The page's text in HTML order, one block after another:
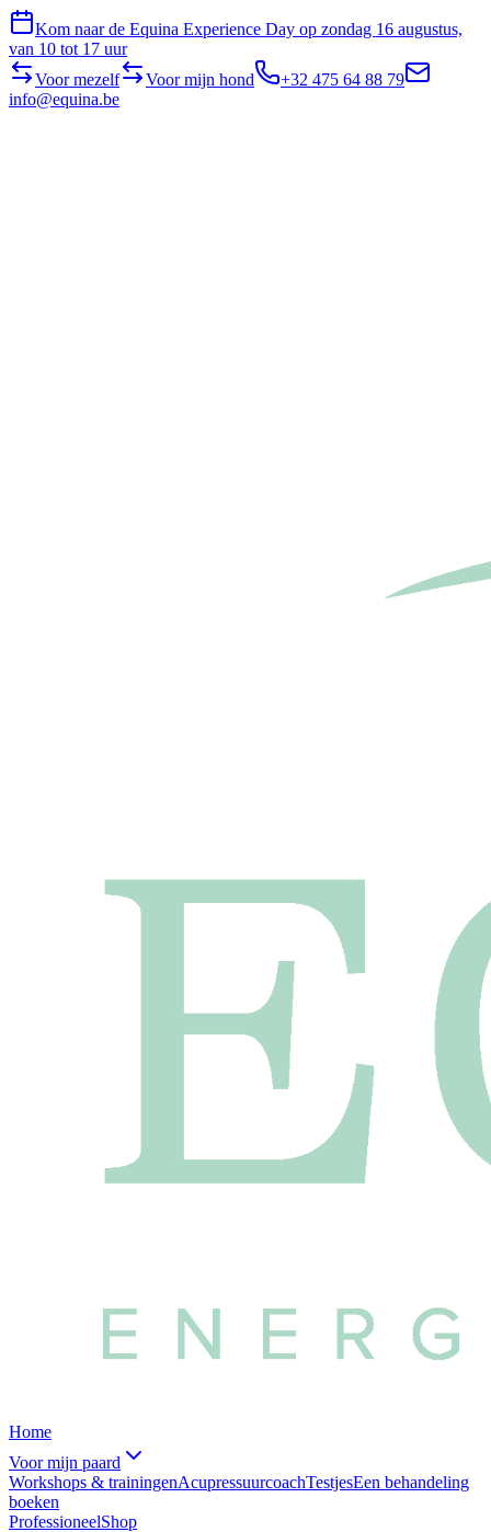
Kom naar de Equina Experience Day op zondag 16 augustus,
van 10 tot 17 uur
Voor mezelf
Voor mijn hond
+32 475 64 88 79
info@equina.be
Home
Voor mijn paard
Workshops & trainingenAcupressuurcoachTestjesEen behandeling
boeken
ProfessioneelShop